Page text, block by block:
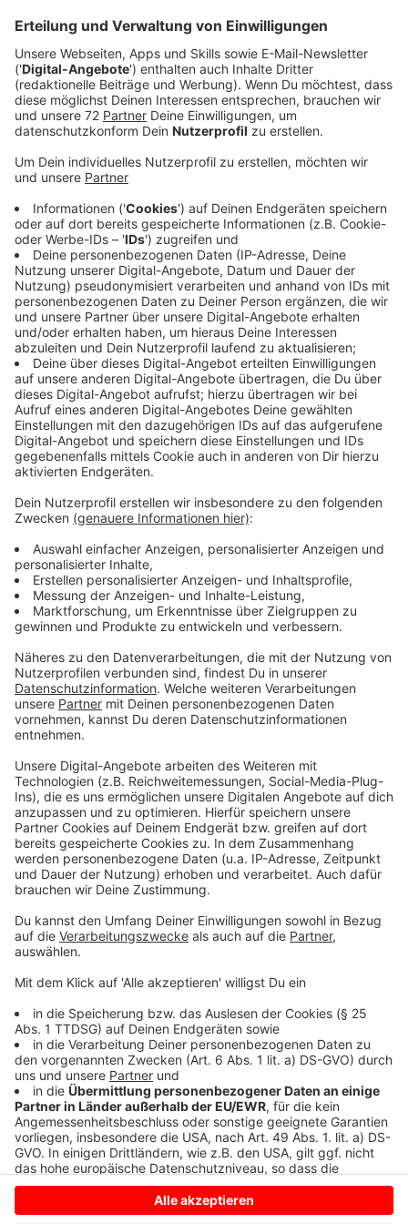
Veröffentlicht: Freitag, 17.12.2021 13:35
Anzeige
Designer Outlet spendet
Anzeige
Wie auch in den vergangenen Jahre gehört die Aktion
Lichtblicke zu den Spendenempfängern. Der Verein
freut sich über eine Spende in Höhe von 5.145,11 Euro.
Die Aktion Lichtblicke e.V. kümmert sich besonders um
Menschen, die materiell, finanziell und seelisch in Not
geraten sind. Hier sind es insbesondere Kinder, die
unter den Notsituationen ihrer Familien leiden. Gerade
den Kleinsten werden Aufmerksamkeit, Solidarität und
Mittel gespendet. Allein im vergangenen Spendenjahr
2020/21 wurde Hilfsbedürftigen in Nordrhein-
Westfalen mit über 16,3 Millionen Euro tatkräftig
NRW-Lokalradios ins Leben gerufen, zu denen auch
RADIO RST gehört.
Anzeige
Spendengelder aus Wunschzisterne
Anzeige
Die einstige Zisterne war Teil der Kläranlage einer
Ochtruper Textilfirma. Seit 2015 ist sie im Eingang
Nord des Designer Outlets zu finden. Als sogenannte
Wunschzisterne bewirkt sie heute Gutes. Liebe,
Gesundheit und Wohlstand werden in Form von
Bronzestelen mit auf Gold polierten Tierköpfen
symbolisiert. So steht die Taube für Liebe, der
Löwenkopf stellt Gesundheit dar und das Schwein
beschreibt symbolisch den Wohlstand. Die
Geldspende fällt durch einen Schacht, der von der
jeweiligen Stele ausgeht, auf eine auf den Boden
eingelassene Drehscheibe in der Zisterne.
Anzeige